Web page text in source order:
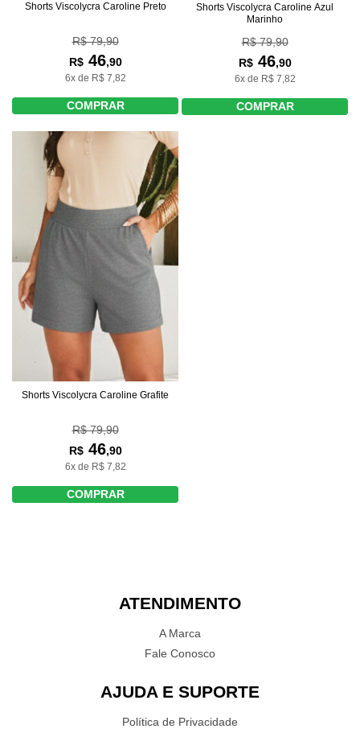
Shorts Viscolycra Caroline Preto
R$ 79,90
R$46,90
6x de R$ 7,82
COMPRAR
Shorts Viscolycra Caroline Azul
Marinho
R$ 79,90
R$46,90
6x de R$ 7,82
COMPRAR
Shorts Viscolycra Caroline Grafite
R$ 79,90
R$46,90
6x de R$ 7,82
COMPRAR
ATENDIMENTO
A Marca
Fale Conosco
AJUDA E SUPORTE
Política de Privacidade